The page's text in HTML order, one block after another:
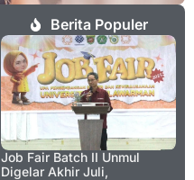
Berita Populer
Job Fair Batch II Unmul
Digelar Akhir Juli,